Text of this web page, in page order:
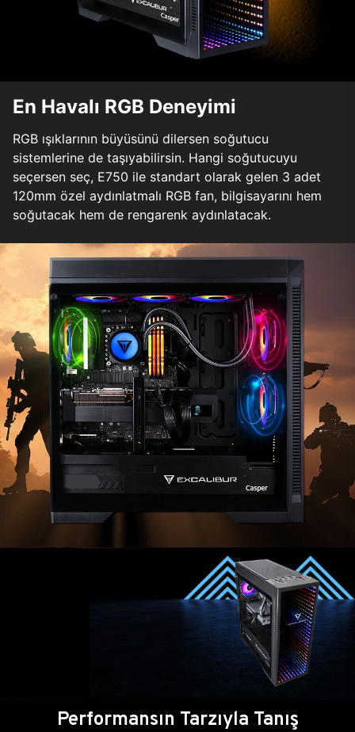
En Havalı RGB Deneyimi
RGB ışıklarının büyüsünü dilersen soğutucu
sistemlerine de taşıyabilirsin. Hangi soğutucuyu
seçersen seç, E750 ile standart olarak gelen 3 adet
120mm özel aydınlatmalı RGB fan, bilgisayarını hem
soğutacak hem de rengarenk aydınlatacak.
Performansın Tarzıyla Tanış